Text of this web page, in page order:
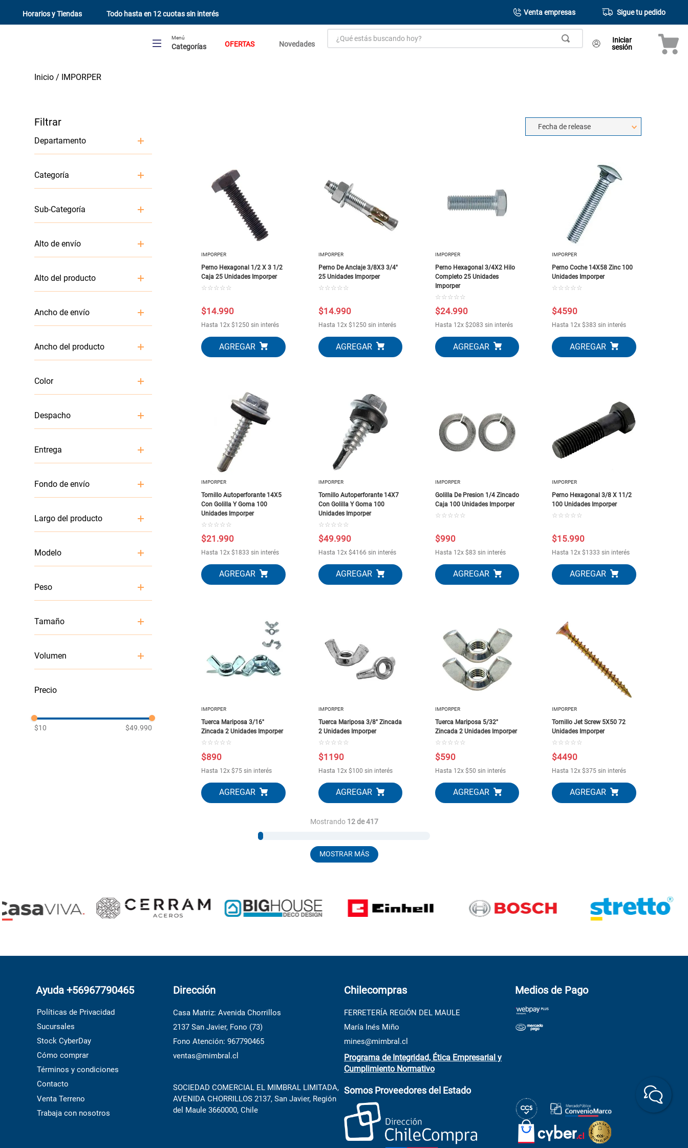
Horarios y Tiendas Todo hasta en 12 cuotas sin interés Venta empresas Sigue tu pedido
Menú
Categorías OFERTAS Novedades
¿Qué estás buscando hoy?
Iniciar
sesión
IMPORPER
Departamento
Gasfiteria y Electricidad
Baño
Categoría
Llaves y Valvulas de Agua
Protección Personal
Sub-Categoría
Fijación para Metal
Fijaciones para Tabiquería y
Fijaciones para Concreto
Otras Fijaciones
Cadenas, Cuerdas y Accesorios
Piolas
Toallas
Alto de envío
22 cm
Alto del producto
4
Ancho de envío
10 cm
Ancho del producto
Color
Despacho
Entrega
Fondo de envío
12 cm
Largo del producto
9
Modelo
Peso
.424 kg
Tamaño
Volumen
$10 $49.990
Fecha de release
IMPORPER
Perno Hexagonal 1/2 X 3 1/2
Caja 25 Unidades Imporper
☆ ☆ ☆ ☆ ☆
$14.990
Hasta 12x$1250 sin interés
IMPORPER
Perno De Anclaje 3/8X3 3/4"
25 Unidades Imporper
☆ ☆ ☆ ☆ ☆
$14.990
Hasta 12x $1250 sin interés
IMPORPER
Perno Hexagonal 3/4X2 Hilo
Completo 25 Unidades
Imporper
☆ ☆ ☆ ☆ ☆
$24.990
Hasta 12x $2083 sin interés
IMPORPER
Perno Coche 14X58 Zinc 100
Unidades Imporper
☆ ☆ ☆ ☆ ☆
$4590
Hasta 12x$383 sin interés
IMPORPER
Tornillo Autoperforante 14X5
Con Golilla Y Goma 100
Unidades Imporper
☆ ☆ ☆ ☆ ☆
$21 .990
Hasta 12x$1833 sin interés
IMPORPER
Tornillo Autoperforante 14X7
Con Golilla Y Goma 100
Unidades Imporper
☆ ☆ ☆ ☆ ☆
$49.990
Hasta 12x $4166 sin interés
IMPORPER
Golilla De Presion 1/4 Zincado
Caja 100 Unidades Imporper
☆ ☆ ☆ ☆ ☆
$990
Hasta 12x $83 sin interés
IMPORPER
Perno Hexagonal 3/8 X 11/2
100 Unidades Imporper
☆ ☆ ☆ ☆ ☆
$15.990
Hasta 12x$1333 sin interés
IMPORPER
Tuerca Mariposa 3/16"
Zincada 2 Unidades Imporper
☆ ☆ ☆ ☆ ☆
$890
Hasta 12x$75 sin interés
IMPORPER
Tuerca Mariposa 3/8" Zincada
2 Unidades Imporper
☆ ☆ ☆ ☆ ☆
$1190
Hasta 12x $100 sin interés
IMPORPER
Tuerca Mariposa 5/32"
Zincada 2 Unidades Imporper
☆ ☆ ☆ ☆ ☆
$590
Hasta 12x $50 sin interés
IMPORPER
Tornillo Jet Screw 5X50 72
Unidades Imporper
☆ ☆ ☆ ☆ ☆
$4490
Hasta 12x$375 sin interés
Mostrando 12 de 417
MOSTRAR MÁS
Ayuda +56967790465
Políticas de Privacidad
Sucursales
Stock CyberDay
Cómo comprar
Términos y condiciones
Contacto
Venta Terreno
Trabaja con nosotros
Dirección
Casa Matriz: Avenida Chorrillos
2137 San Javier, Fono (73)
Fono Atención: 967790465
ventas@mimbral.cl
SOCIEDAD COMERCIAL EL MIMBRAL LIMITADA,
AVENIDA CHORRILLOS 2137, San Javier, Región
del Maule 3660000, Chile
Chilecompras
FERRETERÍA REGIÓN DEL MAULE
María Inés Miño
mines@mimbral.cl
Programa de Integridad, Ética Empresarial y
Cumplimiento Normativo
Somos Proveedores del Estado
Medios de Pago
puertas
generador